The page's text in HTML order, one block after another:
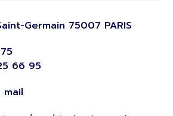
Germain 75007 PARIS
66 95
mail